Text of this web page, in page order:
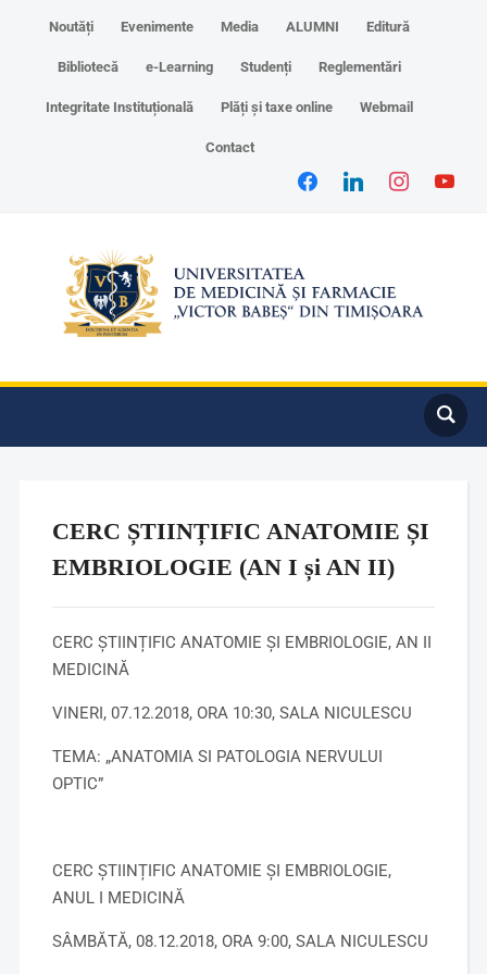
Noutăți Evenimente Media ALUMNI Editură
Bibliotecă e-Learning Studenți Reglementări
Integritate Instituțională Plăți și taxe online Webmail
Contact
CERC ȘTIINȚIFIC ANATOMIE ȘI
EMBRIOLOGIE (AN I și AN II)
CERC ȘTIINȚIFIC ANATOMIE ȘI EMBRIOLOGIE, AN II
MEDICINĂ
VINERI, 07.12.2018, ORA 10:30, SALA NICULESCU
TEMA: „ANATOMIA SI PATOLOGIA NERVULUI
OPTIC”
CERC ȘTIINȚIFIC ANATOMIE ȘI EMBRIOLOGIE,
ANUL I MEDICINĂ
SÂMBĂTĂ, 08.12.2018, ORA 9:00, SALA NICULESCU